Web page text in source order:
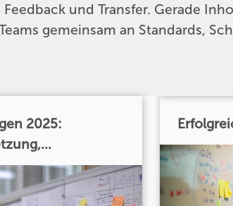
und Transfer. Gerade
gemeinsam an Standards,
2025: